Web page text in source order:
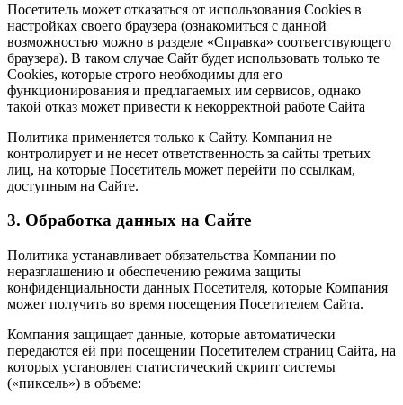
Посетитель может отказаться от использования Сookies в
настройках своего браузера (ознакомиться с данной
возможностью можно в разделе «Справка» соответствующего
браузера). В таком случае Сайт будет использовать только те
Cookies, которые строго необходимы для его
функционирования и предлагаемых им сервисов, однако
такой отказ может привести к некорректной работе Сайта
Политика применяется только к Сайту. Компания не
контролирует и не несет ответственность за сайты третьих
лиц, на которые Посетитель может перейти по ссылкам,
доступным на Сайте.
3. Обработка данных на Сайте
Политика устанавливает обязательства Компании по
неразглашению и обеспечению режима защиты
конфиденциальности данных Посетителя, которые Компания
может получить во время посещения Посетителем Сайта.
Компания защищает данные, которые автоматически
передаются ей при посещении Посетителем страниц Сайта, на
которых установлен статистический скрипт системы
(«пиксель») в объеме: